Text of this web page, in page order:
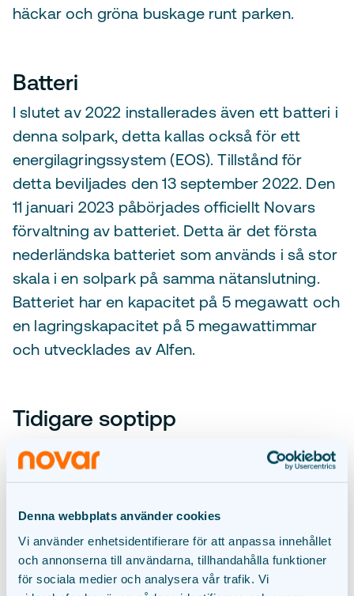
Denna webbplats använder cookies
Vi använder enhetsidentifierare för att anpassa innehållet
och annonserna till användarna, tillhandahålla funktioner
för sociala medier och analysera vår trafik. Vi
häckar och gröna buskage runt parken.
Batteri
I slutet av 2022 installerades även ett batteri i
denna solpark, detta kallas också för ett
energilagringssystem (EOS). Tillstånd för
detta beviljades den 13 september 2022. Den
11 januari 2023 påbörjades officiellt Novars
förvaltning av batteriet. Detta är det första
nederländska batteriet som används i så stor
skala i en solpark på samma nätanslutning.
Batteriet har en kapacitet på 5 megawatt och
en lagringskapacitet på 5 megawattimmar
och utvecklades av Alfen.
Tidigare soptipp
Bontepolder är en före detta soptipp: något
helt annat än ett grönt energisystem. Genom
oanvändbara mark i kombination med ett
batteri kommer både kommunen Terneuzen
och provinsen Zeeland mycket närmare sina
klimatmål.